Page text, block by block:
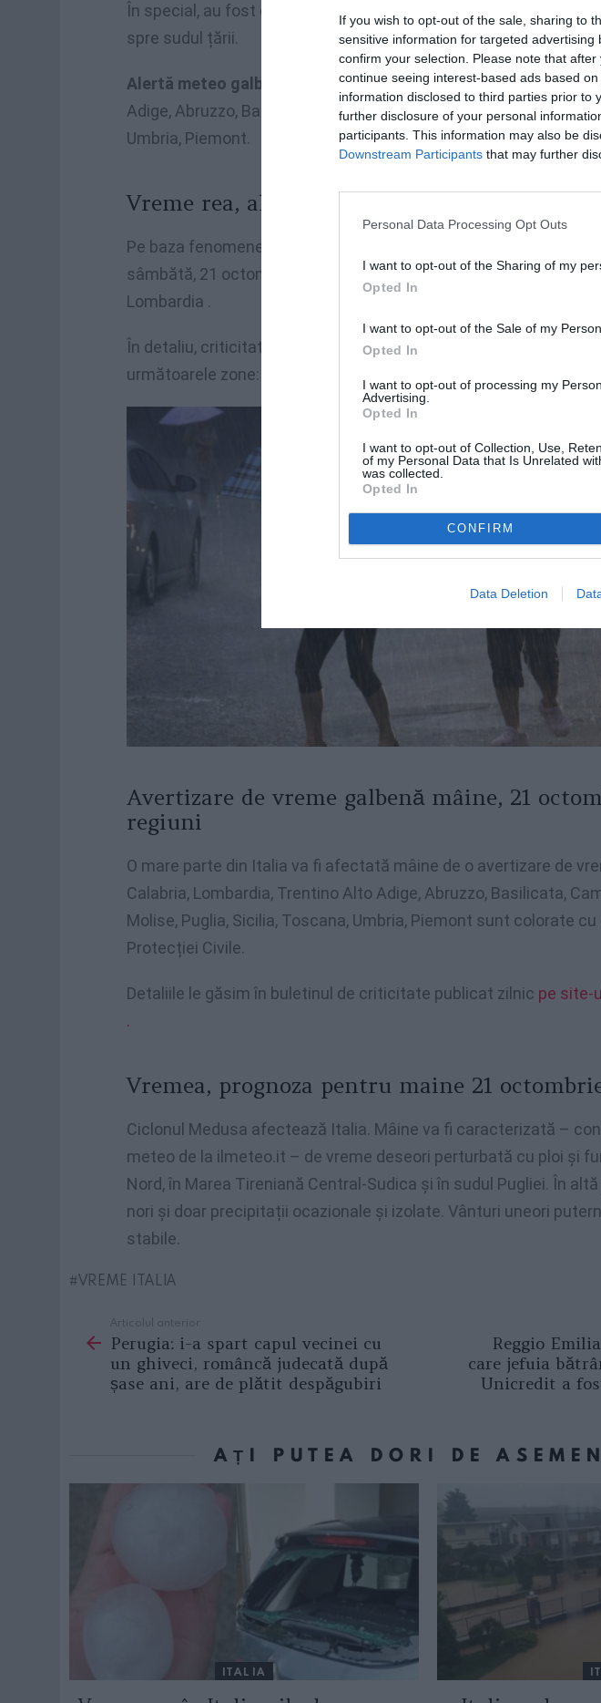
If you wish to opt-out of the sale, sharing to
sensitive information for targeted
confirm your selection. Please note that
continue seeing interest-based ads based
information disclosed to third parties prior to
further disclosure of your personal
participants. This information may also be
Downstream Participants that may further
Personal Data Processing Opt Outs
I want to opt-out of the Sharing of my
Opted In
I want to opt-out of the Sale of my
Opted In
I want to opt-out of processing my
Advertising.
Opted In
I want to opt-out of Collection, Use,
of my Personal Data that Is Unrelated
was collected.
Opted In
CONFIRM
Data Deletion
În special, au fost evaluate riscul hidraulic, hidrogeologic și de
spre sudul țării.
Alertă meteo galbenă în treisprezece regiuni: Calabria,
Adige, Abruzzo, Basilicata, Campania, Lazio , Molise, Puglia,
Umbria, Piemont.
Vreme rea, alertă meteo portocalie mâine în
Pe baza fenomenelor în curs și a prognozelor meteo disponibile,
sâmbătă, 21 octombrie, a fost evaluată o alertă portocalie pentru
Lombardia .
În detaliu, criticitatea moderată pentru riscul hidraulic este
următoarele zone: Câmpia centrală, Valtellina mijlocie-inferioară,
Avertizare de vreme galbenă mâine, 21
regiuni
O mare parte din Italia va fi afectată mâine de o avertizare de
Calabria, Lombardia, Trentino Alto Adige, Abruzzo, Basilicata,
Molise, Puglia, Sicilia, Toscana, Umbria, Piemont sunt colorate
Protecției Civile.
Detaliile le găsim în buletinul de criticitate publicat zilnic pe site-
.
Vremea, prognoza pentru maine 21
Ciclonul Medusa afectează Italia. Mâine va fi caracterizată –
meteo de la ilmeteo.it – ​​​​de vreme deseori perturbată cu ploi și
Nord, în Marea Tireniană Central-Sudica și în sudul Pugliei. În
nori și doar precipitații ocazionale și izolate. Vânturi uneori
stabile.
VREME ITALIA
more
Articolul anterior
Perugia: i-a spart capul vecinei cu
un ghiveci, româncă judecată după
șase ani, are de plătit despăgubiri
Reggio
care jefuia
Unicredit a
AȚI PUTEA DORI DE
ITALIA